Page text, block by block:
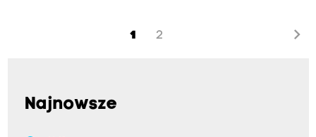
1 2 chevron_right
Najnowsze